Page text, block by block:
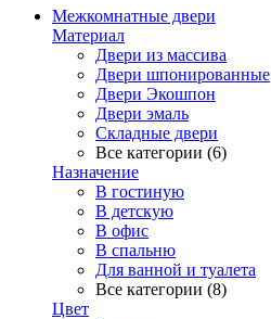
Межкомнатные двери
Материал
Двери из массива
Двери шпонированные
Двери Экошпон
Двери эмаль
Складные двери
Все категории (6)
Назначение
В гостиную
В детскую
В офис
В спальню
Для ванной и туалета
Все категории (8)
Цвет